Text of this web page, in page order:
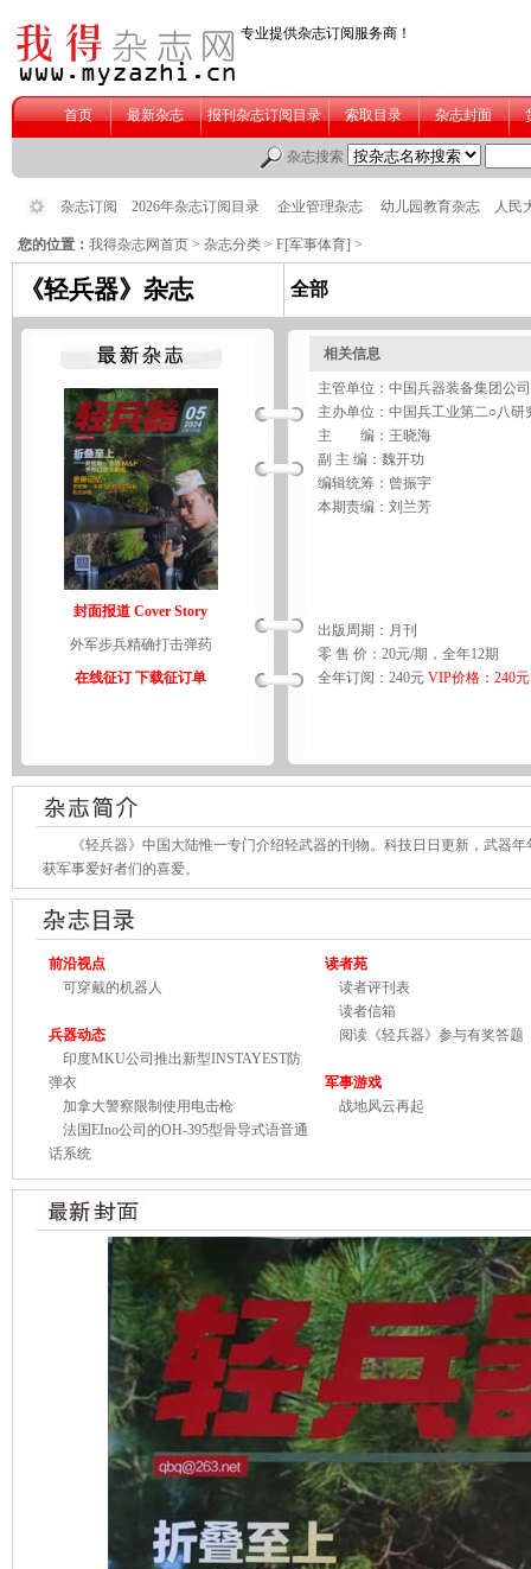
您的位置： 我得杂志网首页 > 杂志分类 > F[军事体育] >
《轻兵器》杂志 全部
封面报道 Cover Story
外军步兵精确打击弹药
在线征订 下载征订单
相关信息
主管单位：中国兵器装备集团公司
主办单位：中国兵工业第二○八研
主 编：王晓海
副 主 编：魏开功
编辑统筹：曾振宇
本期责编：刘兰芳
出版周期：月刊
零 售 价：20元/期，全年12期
全年订阅：240元 VIP价格：240元
《轻兵器》中国大陆惟一专门介绍轻武器的刊物。科技日日更新，武器年
获军事爱好者们的喜爱。
前沿视点
可穿戴的机器人
兵器动态
印度MKU公司推出新型INSTAYEST防
弹衣
加拿大警察限制使用电击枪
法国EIno公司的OH-395型骨导式语音通
话系统
读者苑
读者评刊表
读者信箱
阅读《轻兵器》参与有奖答题
军事游戏
战地风云再起